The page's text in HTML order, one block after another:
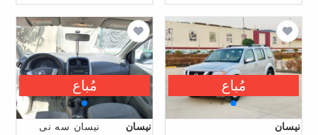
نیسان
مُباع
نیسان نيسان سه نى
مُباع